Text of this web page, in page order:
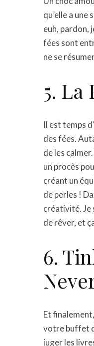
qu’elle a
euh, pardon,
fées sont
ne se
5. La
Il est temps
des fées.
de les
un procès
créant un
de perles !
créativité. Je
de rêver, et
6.
Et
votre buffet
juger les